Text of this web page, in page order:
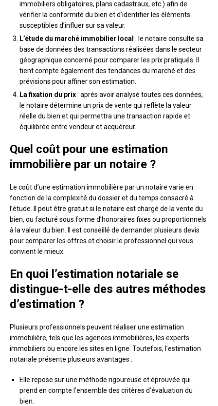
immobiliers obligatoires, plans cadastraux, etc.) afin de
vérifier la conformité du bien et d’identifier les éléments
susceptibles d’influer sur sa valeur.
L’étude du marché immobilier local : le notaire consulte sa
base de données des transactions réalisées dans le secteur
géographique concerné pour comparer les prix pratiqués. Il
tient compte également des tendances du marché et des
prévisions pour affiner son estimation.
La fixation du prix: après avoir analysé toutes ces données,
le notaire détermine un prix de vente qui reflète la valeur
réelle du bien et qui permettra une transaction rapide et
équilibrée entre vendeur et acquéreur.
Quel coût pour une estimation
immobilière par un notaire ?
Le coût d’une estimation immobilière par un notaire varie en
fonction de la complexité du dossier et du temps consacré à
l’étude. Il peut être gratuit si le notaire est chargé de la vente du
bien, ou facturé sous forme d’honoraires fixes ou proportionnels
à la valeur du bien. Il est conseillé de demander plusieurs devis
pour comparer les offres et choisir le professionnel qui vous
convient le mieux.
En quoi l’estimation notariale se
distingue-t-elle des autres méthodes
d’estimation ?
Plusieurs professionnels peuvent réaliser une estimation
immobilière, tels que les agences immobilières, les experts
immobiliers ou encore les sites en ligne. Toutefois, l’estimation
notariale présente plusieurs avantages :
Elle repose sur une méthode rigoureuse et éprouvée qui
prend en compte l’ensemble des critères d’évaluation du
bien.